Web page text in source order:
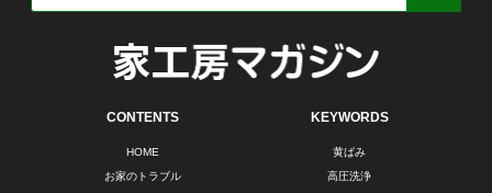
CONTENTS
HOME
お家のトラブル
KEYWORDS
黄ばみ
高圧洗浄